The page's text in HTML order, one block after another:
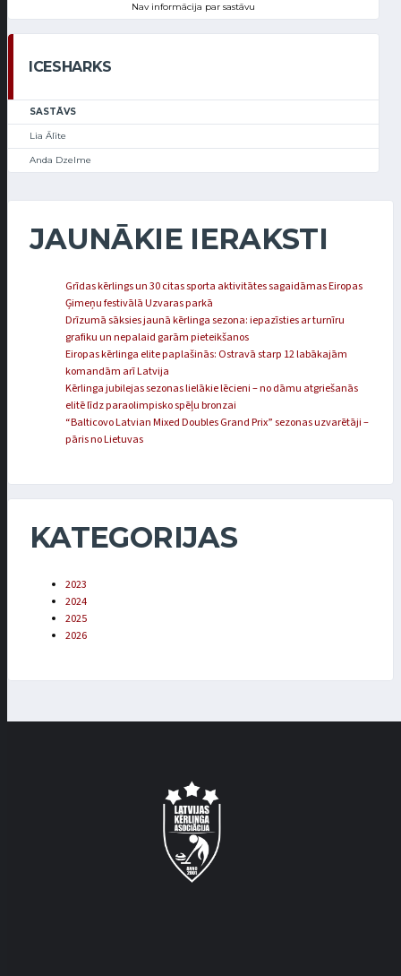
Nav informācija par sastāvu
ICESHARKS
SASTĀVS
Lia Ālīte
Anda Dzelme
JAUNĀKIE IERAKSTI
Grīdas kērlings un 30 citas sporta aktivitātes sagaidāmas Eiropas
Ģimeņu festivālā Uzvaras parkā
Drīzumā sāksies jaunā kērlinga sezona: iepazīsties ar turnīru
grafiku un nepalaid garām pieteikšanos
Eiropas kērlinga elite paplašinās: Ostravā starp 12 labākajām
komandām arī Latvija
Kērlinga jubilejas sezonas lielākie lēcieni – no dāmu atgriešanās
elitē līdz paraolimpisko spēļu bronzai
“Balticovo Latvian Mixed Doubles Grand Prix” sezonas uzvarētāji –
pāris no Lietuvas
KATEGORIJAS
2023
2024
2025
2026